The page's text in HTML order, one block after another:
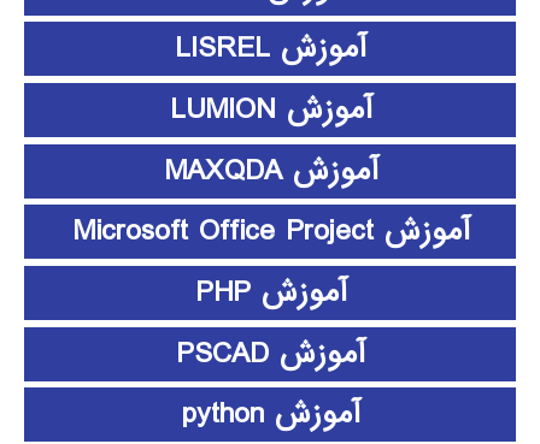
آموزش LISREL
آموزش LUMION
آموزش MAXQDA
آموزش Microsoft Office Project
آموزش PHP
آموزش PSCAD
آموزش python